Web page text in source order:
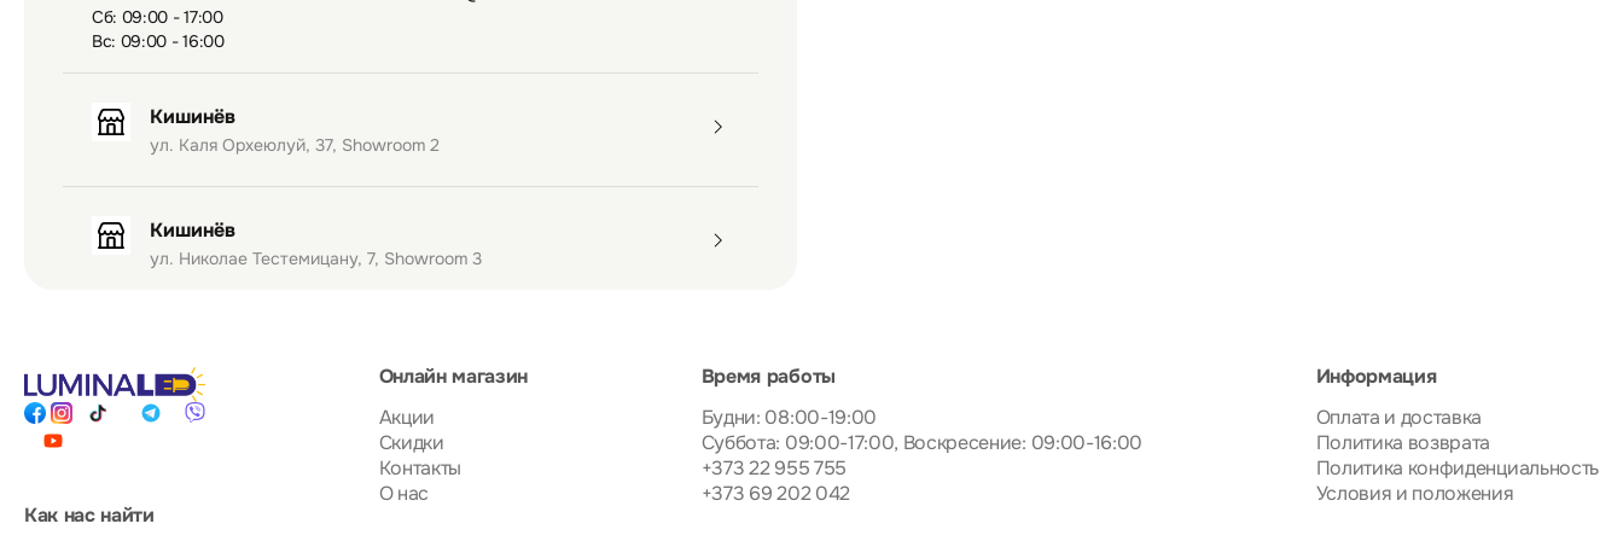
Сб: 09:00 - 17:00
Вс: 09:00 - 16:00
Кишинёв
ул. Каля Орхеюлуй, 37, Showroom 2
Кишинёв
ул. Николае Тестемицану, 7, Showroom 3
Онлайн магазин
Акции
Скидки
Контакты
О нас
Время работы
Будни: 08:00-19:00
Суббота: 09:00-17:00, Воскресение: 09:00-16:00
+373 22 955 755
+373 69 202 042
Информация
Оплата и доставка
Политика возврата
Политика конфиденциальность
Условия и положения
Как нас найти